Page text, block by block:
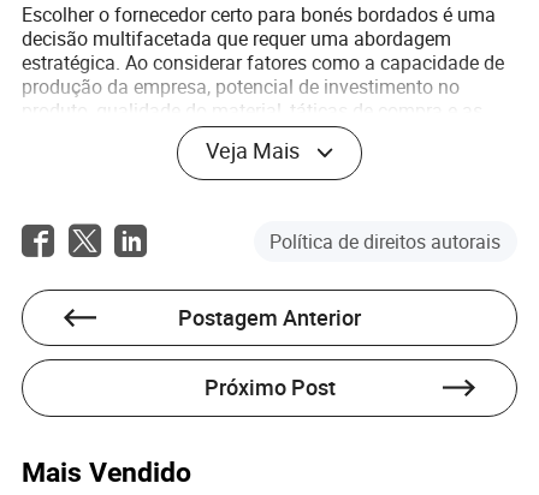
Escolher o fornecedor certo para bonés bordados é uma
decisão multifacetada que requer uma abordagem
estratégica. Ao considerar fatores como a capacidade de
produção da empresa, potencial de investimento no
produto, qualidade do material, táticas de compra e as
vantagens de plataformas como Made-in-China.com, as
empresas podem garantir que atendem às demandas de
produtos enquanto maximizam a lucratividade. Lembre-
caminho para o crescimento dos negócios e a satisfação
do cliente no futuro.
Perguntas Frequentes
P1: Qual é o tempo de entrega típico para bonés
bordados?
R: O tempo de entrega pode variar dependendo da
demanda atual. Normalmente, varia de 14 a 30 dias, mas
Veja Mais
Política de direitos autorais
Postagem Anterior
Próximo Post
Mais Vendido